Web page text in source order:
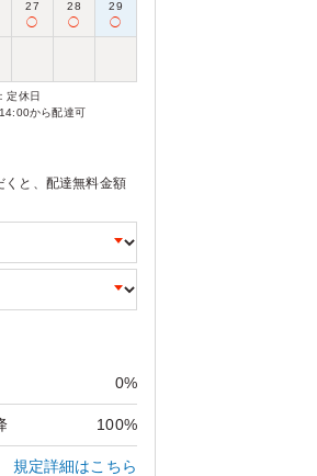
27
◯
28
◯
29
◯
：定休日
から配達可
くと、配達無料金額
0%
100%
規定詳細はこちら